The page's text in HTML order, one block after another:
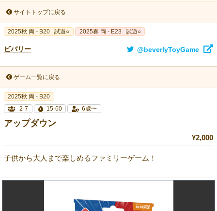
サイトトップに戻る
2025秋 両 - B20 試遊○ 2025春 両 - E23 試遊○
ビバリー @beverlyToyGame
ゲーム一覧に戻る
2025秋 両 - B20
2-7
15-60 6歳〜
アップダウン
¥2,000
子供から大人まで楽しめるファミリーゲーム！